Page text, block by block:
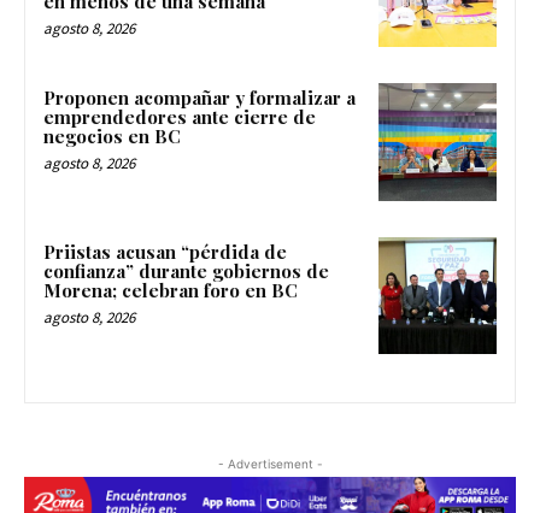
agosto 8, 2026
Proponen acompañar y formalizar a
emprendedores ante cierre de
negocios en BC
agosto 8, 2026
Priistas acusan “pérdida de
confianza” durante gobiernos de
Morena; celebran foro en BC
agosto 8, 2026
- Advertisement -